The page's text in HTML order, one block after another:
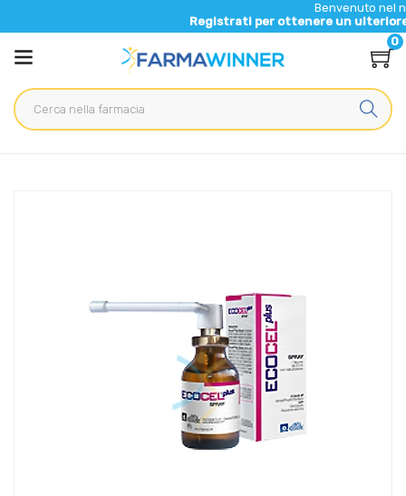
Benvenuto nel nuovo sito di
Registrati per ottenere un ulteriore 5% di
0